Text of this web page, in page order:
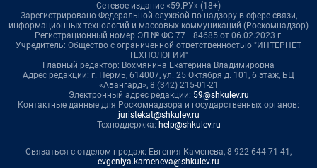
Сетевое издание «59.РУ» (18+)
Зарегистрировано Федеральной службой по надзору в сфере связи,
информационных технологий и массовых коммуникаций (Роскомнадзор)
Регистрационный номер ЭЛ № ФС 77– 84685 от 06.02.2023 г.
Учредитель: Общество с ограниченной ответственностью "ИНТЕРНЕТ
ТЕХНОЛОГИИ"
Главный редактор: Вохмянина Екатерина Владимировна
Адрес редакции: г. Пермь, 614007, ул. 25 Октября д. 101, 6 этаж, БЦ
«Авангард», 8 (342) 215-01-21
Электронный адрес редакции: 59@shkulev.ru
Контактные данные для Роскомнадзора и государственных органов:
juristekat@shkulev.ru
Техподдержка: help@shkulev.ru
Связаться с отделом продаж: Евгения Каменева, 8-922-644-71-41,
evgeniya.kameneva@shkulev.ru